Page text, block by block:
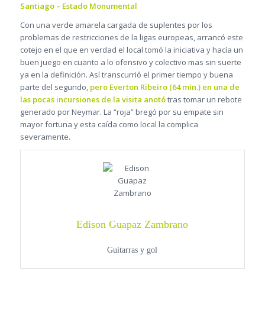
Santiago – Estado Monumental
Con una verde amarela cargada de suplentes por los
problemas de restricciones de la ligas europeas, arrancó este
cotejo en el que en verdad el local tomó la iniciativa y hacía un
buen juego en cuanto a lo ofensivo y colectivo mas sin suerte
ya en la definición. Así transcurrió el primer tiempo y buena
parte del segundo,pero Everton Ribeiro (64 min.) en una de
las pocas incursiones de la visita anotótras tomar un rebote
generado por Neymar. La “roja” bregó por su empate sin
mayor fortuna y esta caída como local la complica
severamente.
Edison Guapaz Zambrano
Guitarras y gol